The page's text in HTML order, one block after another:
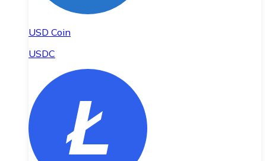
USD Coin
USDC